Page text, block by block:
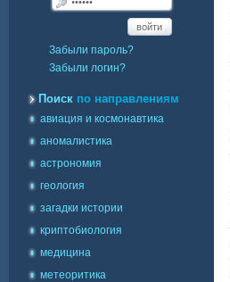
войти
Забыли пароль?
Забыли логин?
Поиск по направлениям
авиация и космонавтика
аномалистика
астрономия
геология
загадки истории
криптобиология
медицина
метеоритика